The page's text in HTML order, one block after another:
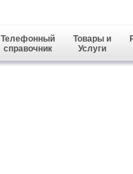
Телефонный
справочник
Товары и
Услуги